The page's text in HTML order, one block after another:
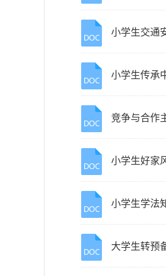
小学生交通
小学生传承
竞争与合作
小学生好家
小学生学法
大学生转预